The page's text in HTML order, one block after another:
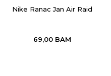
Nike Ranac Jan Air Raid
69,00 BAM